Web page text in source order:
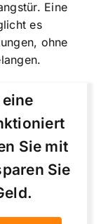
Eine
es
ohne
Sie mit
Sie